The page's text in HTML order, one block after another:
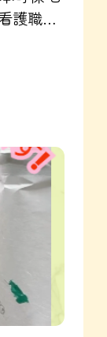
して
ます！
では
す